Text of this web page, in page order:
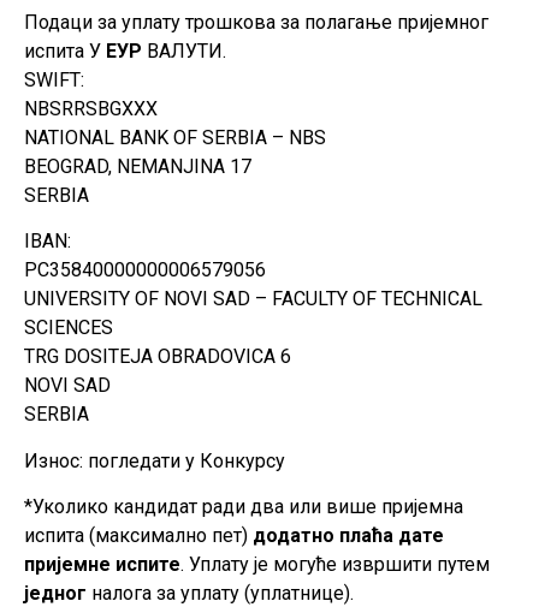
Подаци за уплату трошкова за полагање пријемног
испита У ЕУР ВАЛУТИ.
SWIFT:
NBSRRSBGXXX
NATIONAL BANK OF SERBIA – NBS
BEOGRAD, NEMANJINA 17
SERBIA
IBAN:
РС35840000000006579056
UNIVERSITY OF NOVI SAD – FACULTY OF TECHNICAL
SCIENCES
TRG DOSITEJA OBRADOVICA 6
NOVI SAD
SERBIA
Износ: погледати у Конкурсу
*Уколико кандидат ради два или више пријемна
испита (максимално пет) додатно плаћа дате
пријемне испите. Уплату је могуће извршити путем
једног налога за уплату (уплатнице).